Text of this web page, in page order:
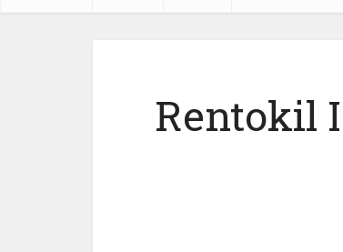
Rentokil